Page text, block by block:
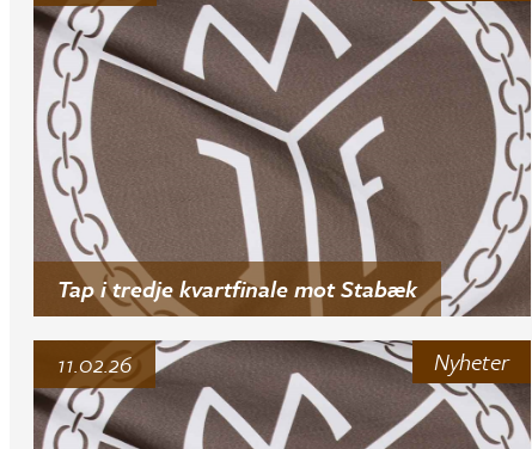
Tap i tredje kvartfinale mot Stabæk
Nyheter
11.02.26